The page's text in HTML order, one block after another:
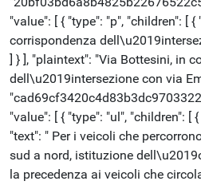
"value": [ { "type": "p", "children": [
corrispondenza
] } ], "plaintext": "Via Bottesini, in
dell\u2019intersezione con via
"value": [ { "type": "ul", "children": [
"text": " Per i veicoli che
sud a nord, istituzione
la precedenza ai veicoli che